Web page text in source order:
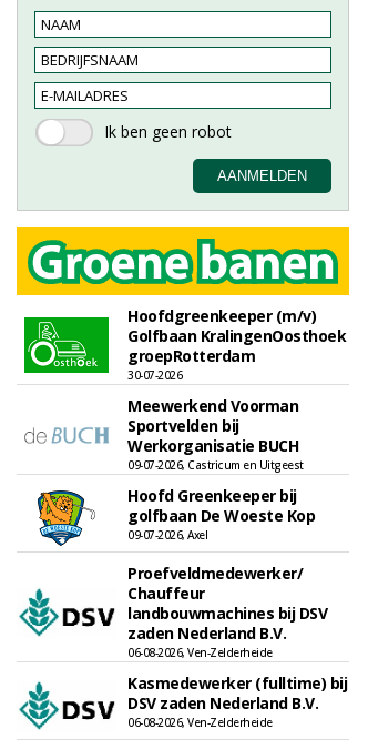
Hoofdgreenkeeper (m/v)
Golfbaan KralingenOosthoek
groepRotterdam
30-07-2026
Meewerkend Voorman
Sportvelden bij
Werkorganisatie BUCH
09-07-2026, Castricum en Uitgeest
Hoofd Greenkeeper bij
golfbaan De Woeste Kop
09-07-2026, Axel
Proefveldmedewerker/
Chauffeur
landbouwmachines bij DSV
zaden Nederland B.V.
06-08-2026, Ven-Zelderheide
Kasmedewerker (fulltime) bij
DSV zaden Nederland B.V.
06-08-2026, Ven-Zelderheide